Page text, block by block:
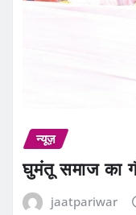
न्यूज़
घुमंतू समाज का
jaatpariwar